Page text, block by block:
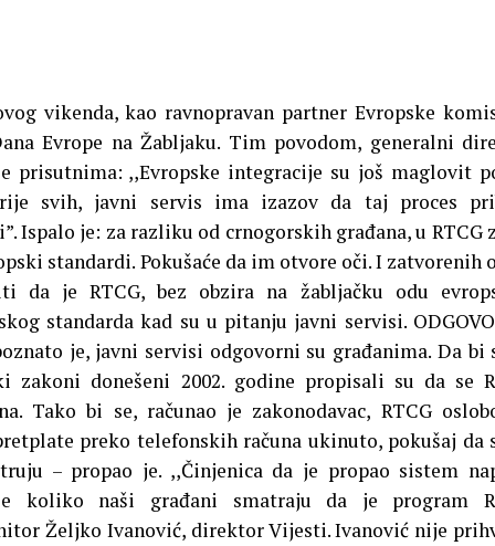
vikenda, kao ravnopravan partner Evropske
Evrope na Žabljaku. Tim povodom, generalni
prisutnima: ,,Evropske integracije su još maglovit
svih, javni servis ima izazov da taj proces
Ispalo je: za razliku od crnogorskih građana, u RTCG
standardi. Pokušaće da im otvore oči. I zatvorenih
da je RTCG, bez obzira na žabljačku odu
standarda kad su u pitanju javni servisi.
je, javni servisi odgovorni su građanima. Da bi
donešeni 2002. godine propisali su da se
Tako bi se, računao je zakonodavac, RTCG
preko telefonskih računa ukinuto, pokušaj da
– propao je. ,,Činjenica da je propao sistem
koliko naši građani smatraju da je program
Željko Ivanović, direktor Vijesti. Ivanović nije